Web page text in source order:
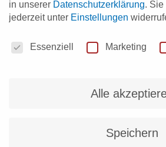
Die Corona-Krise fordert uns alle sowohl
auch sozialer Ebene heraus.
ist das Gebot der Stunde. Um es in den
in unserer Datenschutzerklärung. Sie
jederzeit unter Einstellungen
Essenziell
Marketing
Alle
Speichern